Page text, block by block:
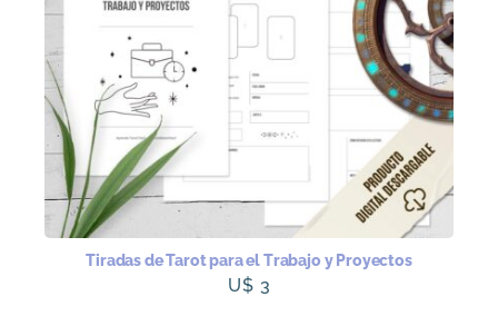
Tiradas de Tarot para el Trabajo y Proyectos
U$ 3